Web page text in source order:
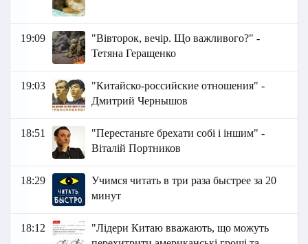
19:09
"Вівторок, вечір. Що важливого?" -
Тетяна Геращенко
19:03
"Китайско-российские отношения" -
Дмитрий Чернышов
18:51
"Перестаньте брехати собі і іншим" -
Віталій Портников
18:29
Учимся читать в три раза быстрее за 20
минут
18:12
"Лідери Китаю вважають, що можуть